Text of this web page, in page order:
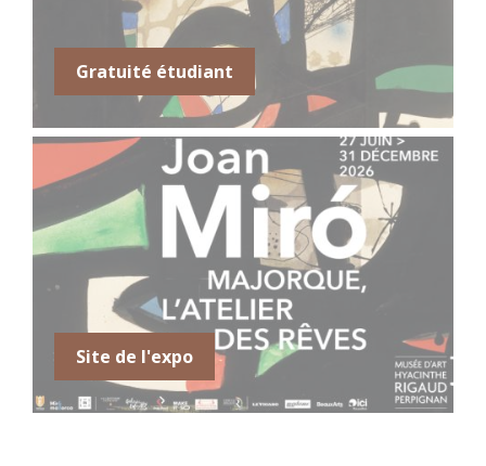
28 juillet 2026
Toute la
journée
Joan Miró. Majorque, l'atelier
des rêves
29 juillet 2026
mercredi
Toute la
Joan Miró. Majorque, l'atelier
des rêves
30 juillet 2026
Toute la
journée
Joan Miró. Majorque, l'atelier
des rêves
31 juillet 2026
vendredi
Toute la
Joan Miró. Majorque, l'atelier
Gratuité étudiant
Site de l'expo